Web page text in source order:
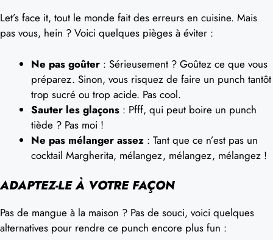
Let’s face it, tout le monde fait des erreurs en cuisine. Mais
pas vous, hein ? Voici quelques pièges à éviter :
Ne pas goûter : Sérieusement ? Goûtez ce que vous
préparez. Sinon, vous risquez de faire un punch tantôt
trop sucré ou trop acide. Pas cool.
Sauter les glaçons : Pfff, qui peut boire un punch
tiède ? Pas moi !
Ne pas mélanger assez : Tant que ce n’est pas un
cocktail Margherita, mélangez, mélangez, mélangez !
ADAPTEZ-LE À VOTRE FAÇON
Pas de mangue à la maison ? Pas de souci, voici quelques
alternatives pour rendre ce punch encore plus fun :